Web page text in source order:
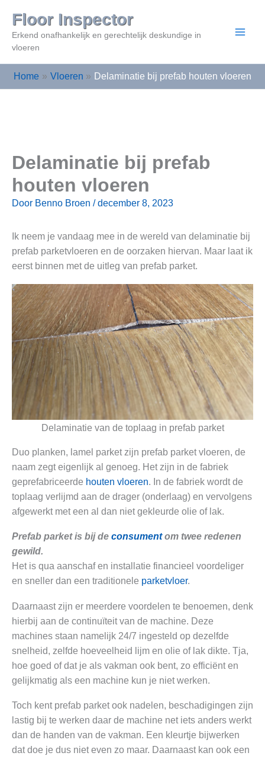
naar
inhoud
Floor Inspector
Erkend onafhankelijk en gerechtelijk deskundige in
vloeren
Home Vloeren Delaminatie bij prefab houten vloeren
Delaminatie bij prefab
houten vloeren
Door Benno Broen /december 8, 2023
Ik neem je vandaag mee in de wereld van delaminatie bij
prefab parketvloeren en de oorzaken hiervan. Maar laat ik
eerst binnen met de uitleg van prefab parket.
Delaminatie van de toplaag in prefab parket
Duo planken, lamel parket zijn prefab parket vloeren, de
naam zegt eigenlijk al genoeg. Het zijn in de fabriek
geprefabriceerde houten vloeren. In de fabriek wordt de
toplaag verlijmd aan de drager (onderlaag) en vervolgens
afgewerkt met een al dan niet gekleurde olie of lak.
Prefab parket is bij de consumentom twee redenen
gewild.
Het is qua aanschaf en installatie financieel voordeliger
en sneller dan een traditionele parketvloer.
Daarnaast zijn er meerdere voordelen te benoemen, denk
hierbij aan de continuïteit van de machine. Deze
machines staan namelijk 24/7 ingesteld op dezelfde
snelheid, zelfde hoeveelheid lijm en olie of lak dikte. Tja,
hoe goed of dat je als vakman ook bent, zo efficiënt en
gelijkmatig als een machine kun je niet werken.
Toch kent prefab parket ook nadelen, beschadigingen zijn
lastig bij te werken daar de machine net iets anders werkt
dan de handen van de vakman. Een kleurtje bijwerken
dat doe je dus niet even zo maar. Daarnaast kan ook een